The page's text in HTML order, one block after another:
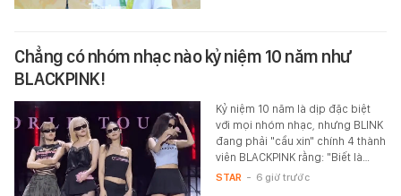
Chẳng có nhóm nhạc nào kỷ niệm 10 năm như
BLACKPINK!
Kỷ niệm 10 năm là dịp đặc biệt
với mọi nhóm nhạc, nhưng BLINK
đang phải "cầu xin" chính 4 thành
viên BLACKPINK rằng: "Biết là…
STAR - 6 giờ trước